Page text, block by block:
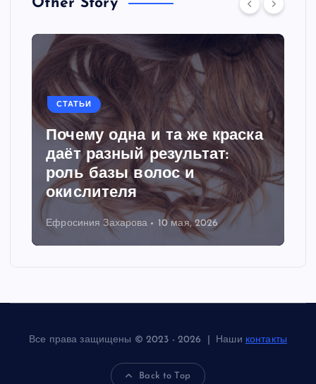
Other Story
СТАТЬИ
Почему одна и та же краска
даёт разный результат:
роль базы волос и
окислителя
Ефросиния Захарова 10 мая, 2026
Все права защищены © 2023 - 2026 | Наши контакты
Back to Top